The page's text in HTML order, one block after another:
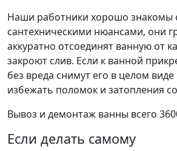
Наши работники хорошо знакомы
сантехническими нюансами, они
аккуратно отсоединят ванную от
закроют слив. Если к ванной
без вреда снимут его в целом
избежать поломок и затопления
Вывоз и демонтаж ванны всего
Если делать самому